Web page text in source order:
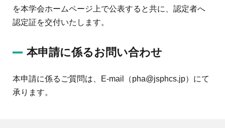
を本学会ホームページ上で公表すると共に、認定者へ
認定証を交付いたします。
本申請に係るお問い合わせ
本申請に係るご質問は、E-mail（pha@jsphcs.jp）にて
承ります。